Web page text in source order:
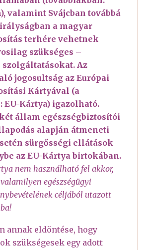
valamint Svájcban továbbá
a magyar
terhére vehetnek
szükséges –
szolgáltatásokat. Az
jogosultság az Európai
Kártyával (a
EU-Kártya) igazolható.
állam egészségbiztosítói
alapján átmeneti
sürgősségi ellátások
az EU-Kártya birtokában.
nem használható fel akkor,
egészségügyi
céljából utazott
annak eldöntése, hogy
szükségesek egy adott